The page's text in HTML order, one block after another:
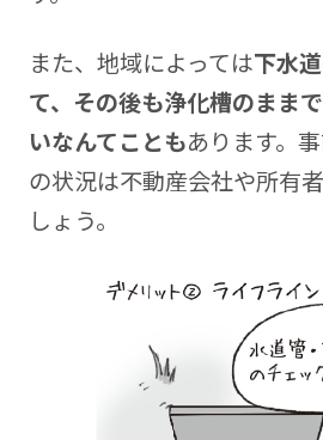
また、地域によっては下水
て、その後も浄化槽のまま
いなんてこともあります。
の状況は不動産会社や所有
しょう。